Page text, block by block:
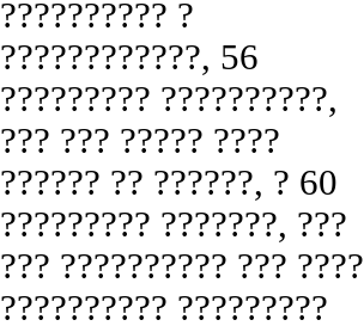
?????????? ?
????????????, 56
????????? ??????????,
??? ??? ????? ????
?????? ?? ??????, ? 60
????????? ???????, ???
??? ?????????? ??? ????
?????????? ?????????